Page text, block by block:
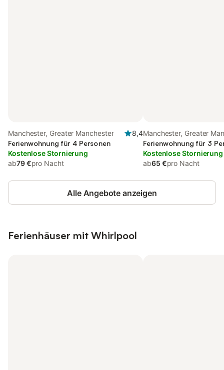
Manchester, Greater Manchester
8,4
Ferienwohnung für 4 Personen
Kostenlose Stornierung
ab79 €pro Nacht
Manchester, Greater
Ferienwohnung für 3
Kostenlose Stornierung
ab65 €pro Nacht
Alle Angebote anzeigen
Ferienhäuser mit Whirlpool